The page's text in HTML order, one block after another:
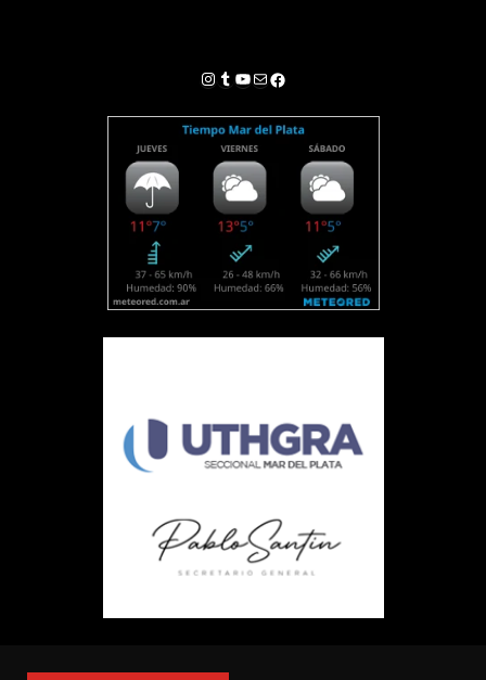
Instagram
Tumblr
YouTube
Correo electrónico
Facebook